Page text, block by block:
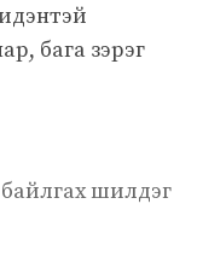
бага зэрэг
байлгах шилдэг